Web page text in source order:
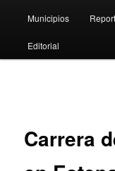
Municipios
Editorial
Carrera